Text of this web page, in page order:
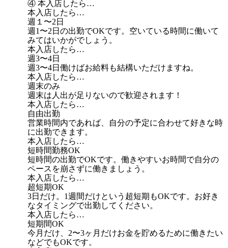
④ 本入店したら…
本入店したら…
週１〜2日
週1〜2日の出勤でOKです。空いている時間に働いて
みてはいかがでしょう。
本入店したら…
週3〜4日
週3〜4日働けばお給料も結構いただけますね。
本入店したら…
週末のみ
週末は人出が足りないので歓迎されます！
本入店したら…
自由出勤
営業時間内であれば、自分の予定に合わせて好きな時
に出勤できます。
本入店したら…
短時間勤務OK
短時間の出勤でOKです。働きやすいお時間で自分の
ペースを崩さずに働きましょう。
本入店したら…
超短期OK
3日だけ。1週間だけという超短期もOKです。お好き
なタイミングで出勤してください。
本入店したら…
短期間OK
今月だけ、2〜3ヶ月だけお金を貯めるために働きたい
などでもOKです。